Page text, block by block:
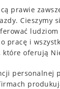
prawie
Cieszymy
pracę i
które oferują
personalnej